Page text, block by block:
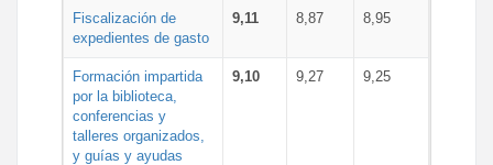
Fiscalización de
expedientes de gasto
9,11 8,87 8,95
Formación impartida
por la biblioteca,
conferencias y
talleres organizados,
y guías y ayudas
9,10 9,27 9,25